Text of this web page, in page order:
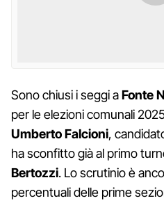
Sono chiusi i seggi aFonte
per le elezioni comunali
Umberto Falcioni,
ha sconfitto già al primo
Bertozzi. Lo scrutinio è
percentuali delle prime